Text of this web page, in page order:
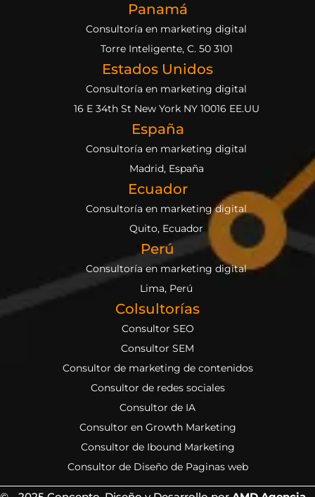
Panamá
Consultoría en marketing digital
Torre Inteligente, C. 50 3101
Estados Unidos
Consultoría en marketing digital
16 E 34th St New York NY 10016 EE.UU
España
Consultoría en marketing digital
Madrid, España
Ecuador
Consultoría en marketing digital
Quito, Ecuador
Perú
Consultoría en marketing digital
Lima, Perú
Colsultorías
Consultor SEO
Consultor SEM
Consultor de marketing de contenidos
Consultor de redes sociales
Consultor de IA
Consultor en Growth Marketing
Consultor de Ibound Marketing
Consultor de Diseño de Paginas web